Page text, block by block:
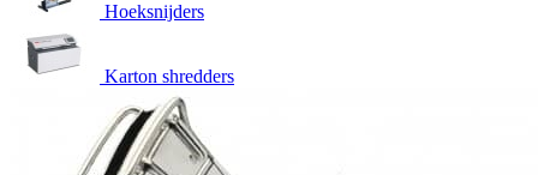
Hoeksnijders
Karton shredders